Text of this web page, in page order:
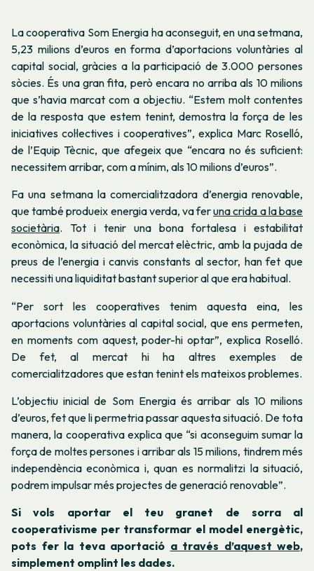
La cooperativa Som Energia ha aconseguit, en una setmana,
5,23 milions d’euros en forma d’aportacions voluntàries al
capital social, gràcies a la participació de 3.000 persones
sòcies. És una gran fita, però encara no arriba als 10 milions
que s’havia marcat com a objectiu. “Estem molt contentes
de la resposta que estem tenint, demostra la força de les
iniciatives col·lectives i cooperatives”, explica Marc Roselló,
de l’Equip Tècnic, que afegeix que “encara no és suficient:
necessitem arribar, com a mínim, als 10 milions d’euros”.
Fa una setmana la comercialitzadora d’energia renovable,
que també produeix energia verda, va feruna crida a la base
societària. Tot i tenir una bona fortalesa i estabilitat
econòmica, la situació del mercat elèctric, amb la pujada de
preus de l’energia i canvis constants al sector, han fet que
necessiti una liquiditat bastant superior al que era habitual.
“Per sort les cooperatives tenim aquesta eina, les
aportacions voluntàries al capital social, que ens permeten,
en moments com aquest, poder-hi optar”, explica Roselló.
De fet, al mercat hi ha altres exemples de
comercialitzadores que estan tenint els mateixos problemes.
L’objectiu inicial de Som Energia és arribar als 10 milions
d’euros, fet que li permetria passar aquesta situació. De tota
manera, la cooperativa explica que “si aconseguim sumar la
força de moltes persones i arribar als 15 milions, tindrem més
independència econòmica i, quan es normalitzi la situació,
podrem impulsar més projectes de generació renovable”.
Si vols aportar el teu granet de sorra al
cooperativisme per transformar el model energètic,
pots fer la teva aportació a través d’aquest web,
simplement omplint les dades.